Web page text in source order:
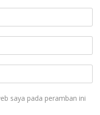
saya pada peramban ini